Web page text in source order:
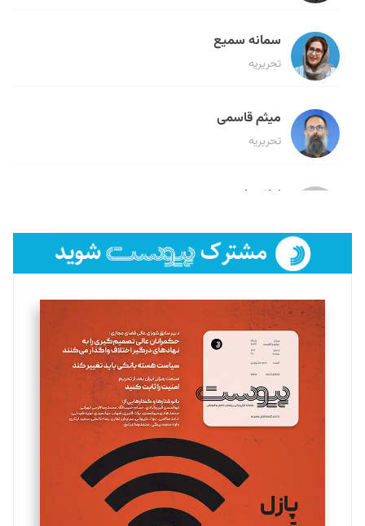
سمانه سمیع
تحریریه
میثم قاسمی
تحریریه
لیلا حنارود
فائزه فتحی رستمی
تحریریه
سروش کرمیان
تحریریه
مینا پاکدل
یسنا امان‌پور